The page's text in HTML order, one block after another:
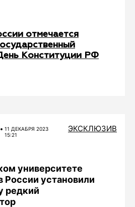
отмечается
Конституции РФ
11 ДЕКАБРЯ 2023
15:21
ЭКСКЛЮЗИВ
университете
России установили
редкий